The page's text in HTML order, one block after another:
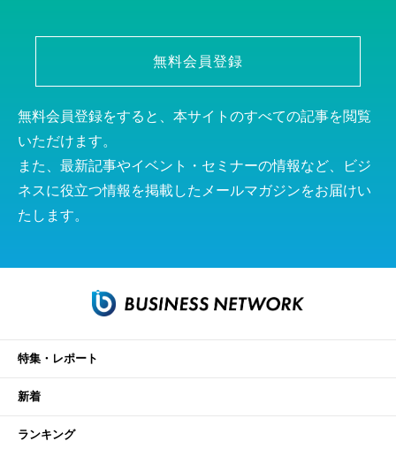
無料会員登録
無料会員登録をすると、本サイトのすべての記事を閲覧
いただけます。
また、最新記事やイベント・セミナーの情報など、ビジ
ネスに役立つ情報を掲載したメールマガジンをお届けい
たします。
特集・レポート
新着
ランキング